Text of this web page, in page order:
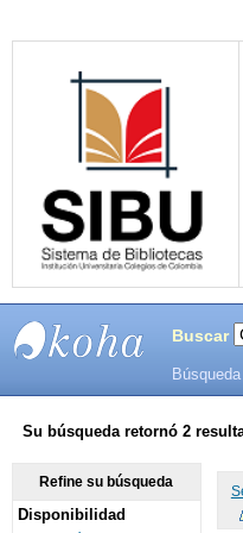
SISTEMAS
DE
BIBLIOTECAS
Buscar
Su búsqueda retornó 2
Refine su búsqueda
Disponibilidad